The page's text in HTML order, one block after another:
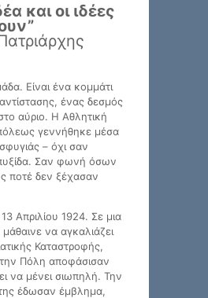
και οι ιδέες
Είναι ένα κομμάτι
ένας δεσμός
αύριο. Η Αθλητική
γεννήθηκε μέσα
– όχι σαν
Σαν φωνή όσων
ποτέ δεν ξέχασαν
Απριλίου 1924. Σε μια
να αγκαλιάζει
Καταστροφής,
Πόλη αποφάσισαν
να μένει σιωπηλή. Την
έδωσαν έμβλημα,